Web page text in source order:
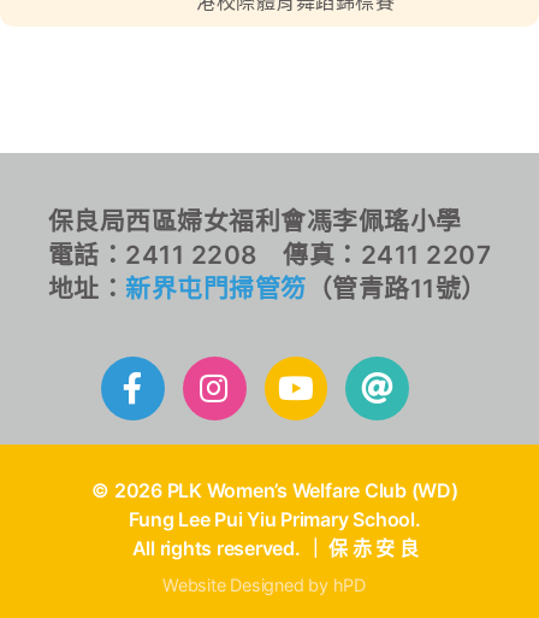
保良局西區婦女福利會馮李佩瑤小學
電話：2411 2208 傳真：2411 2207
地址： 新界屯門掃管笏 （管青路11號）
© 2026 PLK Women’s Welfare Club (WD)
Fung Lee Pui Yiu Primary School.
All rights reserved. ｜ 保 赤 安 良
Website Designed by hPD